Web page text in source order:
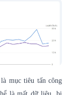
mục tiêu tấn công